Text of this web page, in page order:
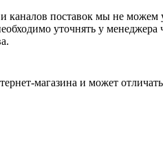
и каналов поставок мы не
уточнять у менеджера
магазина и может